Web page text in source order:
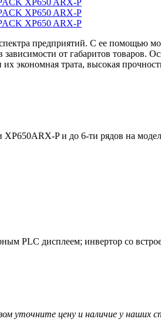
предприятий. С ее помощью
от габаритов товаров.
экономная трата, высокая
XP650ARX-P и до 6-ти рядов на
PLC дисплеем; инвертор со
уточните цену и наличие у наших